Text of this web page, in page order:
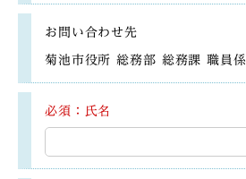
お問い合わせ先
菊池市役所 総務部 総務課 職員係
必須：氏名